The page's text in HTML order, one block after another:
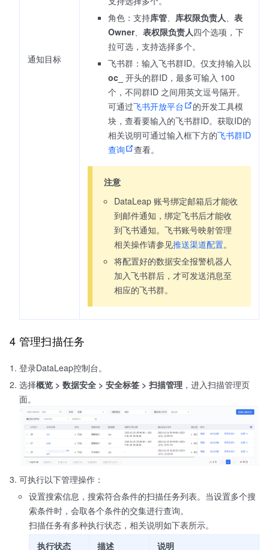
通知目标
角色：支持库管、 库权限负责人、 表
Owner、 表权限负责人四个选项，下
拉可选，支持选择多个。
飞书群：输入飞书群ID。仅支持输入以
oc_ 开头的群ID，最多可输入 100
个，不同群ID 之间用英文逗号隔开。
可通过飞书开放平台
的开发工具模
块，查看要输入的飞书群ID。获取ID的
相关说明可通过输入框下方的飞书群ID
查询
查看。
注意
DataLeap 账号绑定邮箱后才能收
到邮件通知，绑定飞书后才能收
到飞书通知。飞书账号映射管理
相关操作请参见推送渠道配置。
将配置好的数据安全报警机器人
加入飞书群后，才可发送消息至
相应的飞书群。
4 管理扫描任务
登录DataLeap控制台。
选择概览 > 数据安全 > 安全标签 > 扫描管理 ，进入扫描管理页
面。
可执行以下管理操作：
设置搜索信息，搜索符合条件的扫描任务列表。当设置多个搜
索条件时，会取各个条件的交集进行查询。
扫描任务有多种执行状态，相关说明如下表所示。
执行状态
描述 说明